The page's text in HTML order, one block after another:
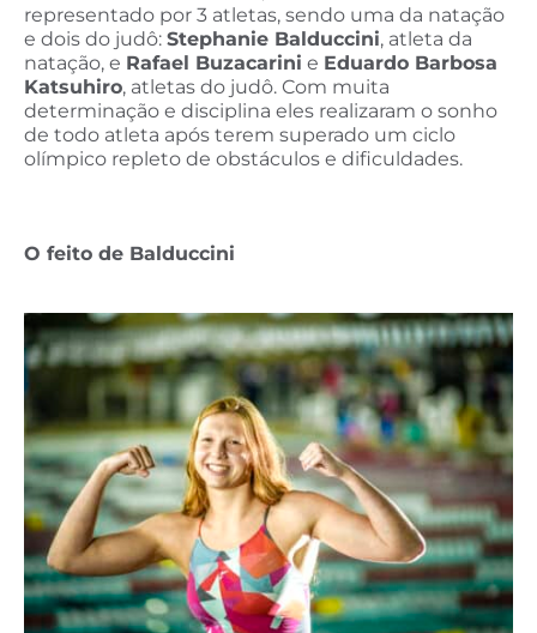
representado por 3 atletas, sendo uma da natação
e dois do judô: Stephanie Balduccini, atleta da
natação, e Rafael Buzacarini e Eduardo Barbosa
Katsuhiro, atletas do judô. Com muita
determinação e disciplina eles realizaram o sonho
de todo atleta após terem superado um ciclo
olímpico repleto de obstáculos e dificuldades.
O feito de Balduccini